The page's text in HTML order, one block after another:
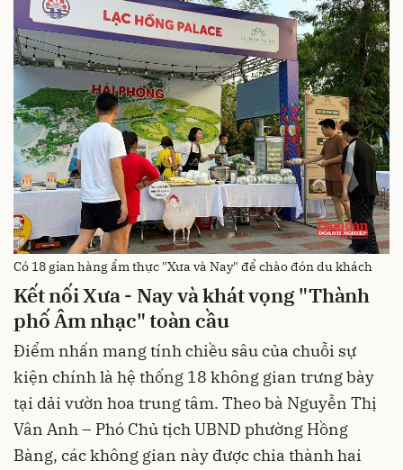
Có 18 gian hàng ẩm thực "Xưa và Nay" để chào đón du khách
Kết nối Xưa - Nay và khát vọng "Thành
phố Âm nhạc" toàn cầu
Điểm nhấn mang tính chiều sâu của chuỗi sự
kiện chính là hệ thống 18 không gian trưng bày
tại dải vườn hoa trung tâm. Theo bà Nguyễn Thị
Vân Anh – Phó Chủ tịch UBND phường Hồng
Bàng, các không gian này được chia thành hai